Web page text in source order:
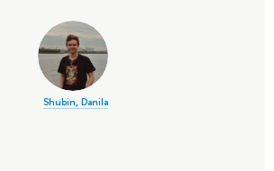
Shubin, Danila